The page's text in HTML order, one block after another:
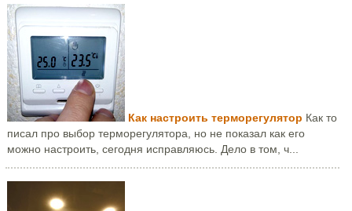
Как настроить терморегулятор Как то
писал про выбор терморегулятора, но не показал как его
можно настроить, сегодня исправляюсь. Дело в том, ч...